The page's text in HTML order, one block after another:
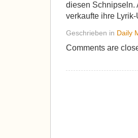
diesen Schnipseln.
verkaufte ihre
Geschrieben in Daily
Comments are